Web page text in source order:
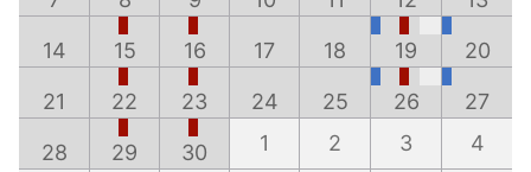
14 15 16 17 18 19 20
21 22 23 24 25 26 27
28 29 30 1 2 3
4